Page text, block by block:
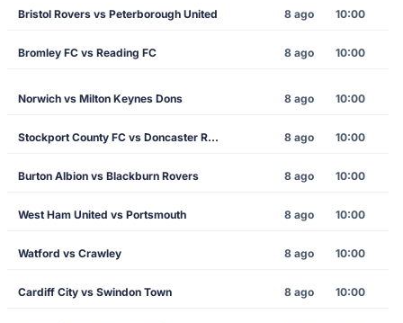
Bristol Rovers vs Peterborough United 8 ago 10:00
Bromley FC vs Reading FC 8 ago 10:00
Norwich vs Milton Keynes Dons 8 ago 10:00
Stockport County FC vs Doncaster Rovers 8 ago 10:00
Burton Albion vs Blackburn Rovers 8 ago 10:00
West Ham United vs Portsmouth 8 ago 10:00
Watford vs Crawley 8 ago 10:00
Cardiff City vs Swindon Town 8 ago 10:00